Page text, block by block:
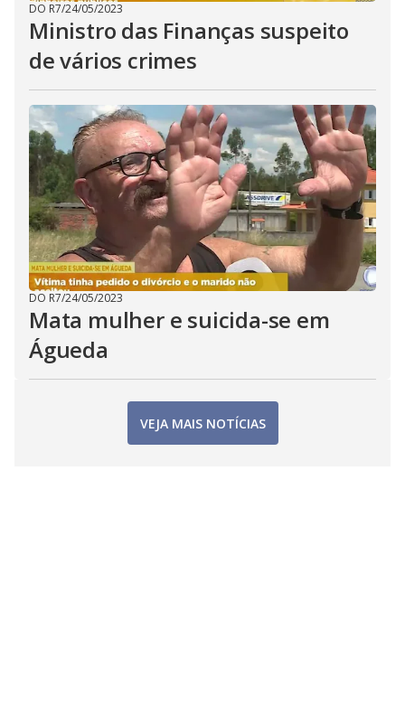
DO R7/24/05/2023
Ministro das Finanças suspeito
de vários crimes
DO R7/24/05/2023
Mata mulher e suicida-se em
Águeda
VEJA MAIS NOTÍCIAS